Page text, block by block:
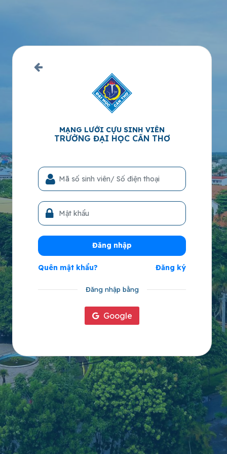
MẠNG LƯỚI CỰU SINH VIÊN
TRƯỜNG ĐẠI HỌC CẦN THƠ
Đăng nhập
Quên mật khẩu? Đăng ký
Đăng nhập bằng
Google